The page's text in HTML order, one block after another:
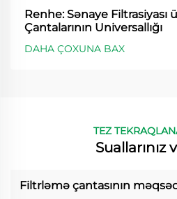
Renhe: Sənaye Filtrasiyası
Çantalarının Universallığı
DAHA ÇOXUNA BAX
TEZ
Suallarınız
Filtrləmə çantasının